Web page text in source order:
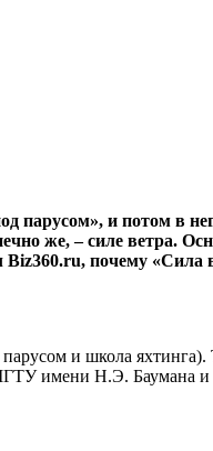
парусом», и потом в
же, – силе ветра.
Biz360.ru, почему
и школа яхтинга).
имени Н.Э. Баумана и